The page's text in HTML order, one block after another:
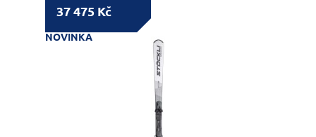
37 475 Kč
NOVINKA